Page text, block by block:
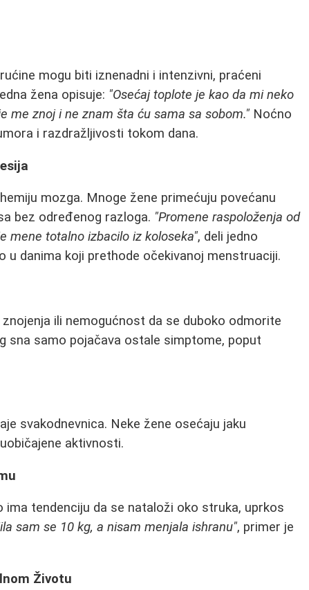
mogu biti iznenadni i intenzivni, praćeni
žena opisuje: "Osećaj toplote je kao da mi neko
me znoj i ne znam šta ću sama sa sobom." Noćno
i razdražljivosti tokom dana.
mozga. Mnoge žene primećuju povećanu
bez određenog razloga. "Promene raspoloženja od
mene totalno izbacilo iz koloseka", deli jedno
danima koji prethode očekivanoj menstruaciji.
ili nemogućnost da se duboko odmorite
sna samo pojačava ostale simptome, poput
svakodnevnica. Neke žene osećaju jaku
aktivnosti.
tendenciju da se nataloži oko struka, uprkos
sam se 10 kg, a nisam menjala ishranu", primer je
Životu